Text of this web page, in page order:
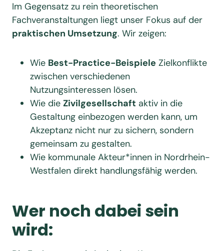
Im Gegensatz zu rein theoretischen
Fachveranstaltungen liegt unser Fokus auf der
praktischen Umsetzung. Wir zeigen:
Wie Best-Practice-Beispiele Zielkonflikte
zwischen verschiedenen
Nutzungsinteressen lösen.
Wie die Zivilgesellschaft aktiv in die
Gestaltung einbezogen werden kann, um
Akzeptanz nicht nur zu sichern, sondern
gemeinsam zu gestalten.
Wie kommunale Akteur*innen in Nordrhein-
Westfalen direkt handlungsfähig werden.
Wer noch dabei sein
wird: